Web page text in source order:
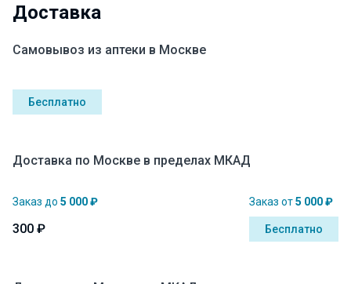
Доставка
Самовывоз из аптеки в Москве
Бесплатно
Доставка по Москве в пределах МКАД
Заказ до 5 000 ₽
300 ₽
Заказ от5 000 ₽
Бесплатно